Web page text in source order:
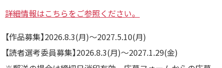
詳細情報はこちらをご参照ください。
【作品募集】2026.8.3(月)～2027.5.10(月)
【読者選考委員募集】2026.8.3(月)～2027.1.29(金)